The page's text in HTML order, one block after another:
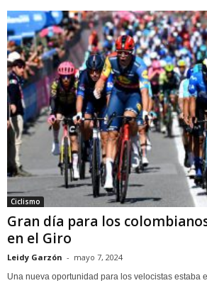
Ciclismo
Gran día para los
en el Giro
Leidy Garzón - mayo 7, 2024
Una nueva oportunidad para los velocistas estaba